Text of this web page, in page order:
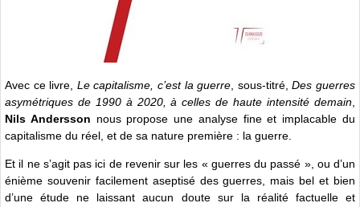
Avec ce livre, Le capitalisme, c’est la guerre , sous-titré,Des guerres
asymétriques de 1990 à 2020, à celles de haute intensité demain
Nils Andersson nous propose une analyse fine et implacable du
capitalisme du réel, et de sa nature première : la guerre.
Et il ne s’agit pas ici de revenir sur les « guerres du passé », ou d’un
énième souvenir facilement aseptisé des guerres, mais bel et bien
d’une étude ne laissant aucun doute sur la réalité factuelle et